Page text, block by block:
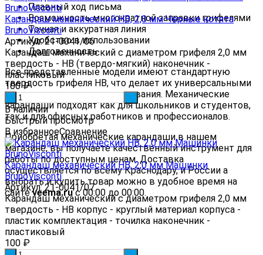
Плавный ход письма
Возможность многократной заправки грифелями
Точная и аккуратная линия
Удобство в использовании
Долговечность
Все представленные модели имеют стандартную
твердость грифеля HB, что делает их универсальными
для повседневного использования. Механические
карандаши подходят как для школьников и студентов,
так и для офисных работников и профессионалов.
Приобретая механические карандаши в нашем
магазине, вы получаете качественный инструмент для
работы по доступным ценам. Доставка
осуществляется по всему Краснодару, и России а
выбрать и купить товар можно в удобное время на
сайтеveema.ruс 00:00 до 00:00.
Карандаш механический HB, 2,0 мм Черные котята
BrunoVisconti
Артикул: 21-0041/06
Карандаш механический с диаметром грифеля 2,0 мм
твердость - HB (твердо-мягкий) наконечник -
пластиковый
100₽
В наличии
Быстрый просмотр
В избранноеСравнение
Карандаш механический HB, 2,0 мм Машинки
BrunoVisconti
Артикул: 21-0041/07
Карандаш механический с диаметром грифеля 2,0 мм
твердость - HB корпус - круглый материал корпуса -
пластик комплектация - точилка наконечник -
пластиковый
100 ₽